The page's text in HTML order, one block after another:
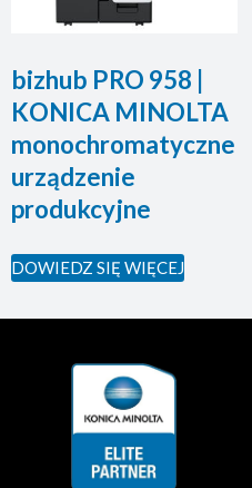
bizhub PRO 958 |
KONICA MINOLTA
monochromatyczne
urządzenie
produkcyjne
DOWIEDZ SIĘ WIĘCEJ